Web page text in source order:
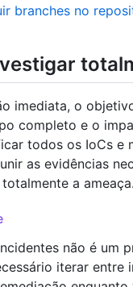
branches no
imediata, o
completo e o
todos os IoCs e
as evidências
a ameaça.
não é um
iterar entre